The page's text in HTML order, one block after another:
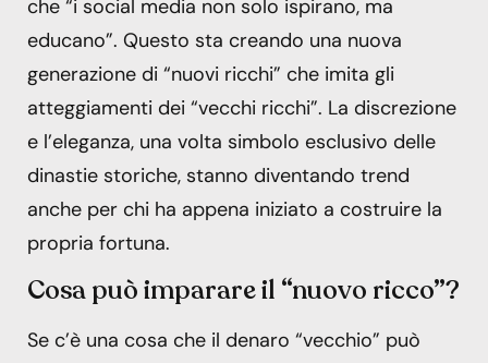
che “i social media non solo ispirano, ma
educano”. Questo sta creando una nuova
generazione di “nuovi ricchi” che imita gli
atteggiamenti dei “vecchi ricchi”. La discrezione
e l’eleganza, una volta simbolo esclusivo delle
dinastie storiche, stanno diventando trend
anche per chi ha appena iniziato a costruire la
propria fortuna.
Cosa può imparare il “nuovo ricco”?
Se c’è una cosa che il denaro “vecchio” può